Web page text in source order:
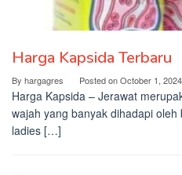
Harga Kapsida Terbaru
By hargagres Posted onOctober 1, 2024
Harga Kapsida – Jerawat
wajah yang banyak dihadapi
ladies […]